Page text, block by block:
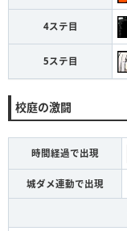
4ステ目
5ステ目
校庭の激闘
時間経過で出現
城ダメ連動で出現